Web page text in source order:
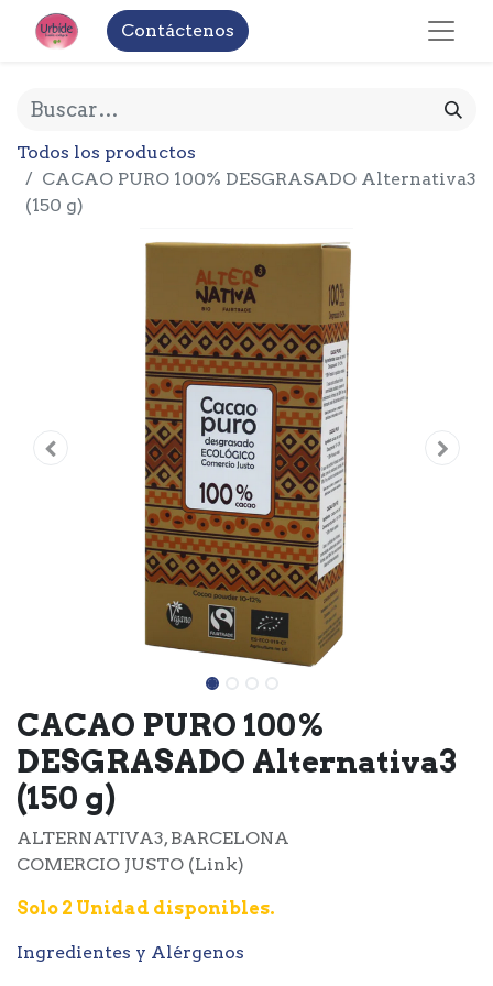
Contáctenos
Todos los productos
CACAO PURO 100% DESGRASADO Alternativa3
(150 g)
CACAO PURO 100%
DESGRASADO Alternativa3
(150 g)
ALTERNATIVA3, BARCELONA
COMERCIO JUSTO (Link)
Solo 2 Unidad disponibles.
Ingredientes y Alérgenos